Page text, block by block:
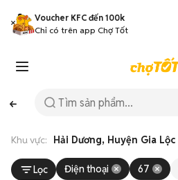
Voucher KFC đến 100k
Chỉ có trên app Chợ Tốt
Khu vực: Hải Dương, Huyện Gia Lộc
Lọc Điện thoại 67